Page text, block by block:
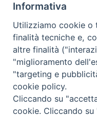
Segreteria scientifica
Annamaria Fantauzzi -
Segreteria Organizzativa
Paola Morselli -Segreteria GRIS
Elisa Scarlatti ​​-Biblioteca, Siti,
Informativa
Utilizziamo cookie o
finalità tecniche e,
altre finalità
"miglioramento
"targeting e
cookie policy.
Cliccando su
cookie. Cliccando